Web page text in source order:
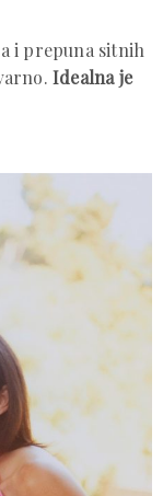
i prepuna sitnih
Idealna je